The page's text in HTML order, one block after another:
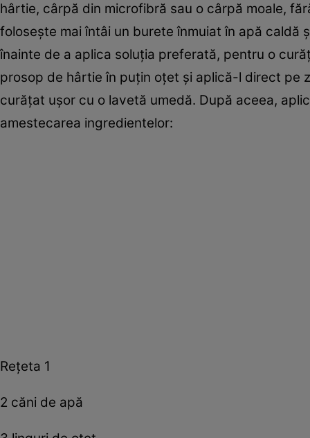
hârtie, cârpă din microfibră sau o cârpă moale,
foloseşte mai întâi un burete înmuiat în apă
înainte de a aplica soluţia preferată, pentru o
prosop de hârtie în puţin oţet şi aplică-l direct pe
curăţat uşor cu o lavetă umedă. După aceea,
amestecarea ingredientelor:
Reţeta 1
2 căni de apă